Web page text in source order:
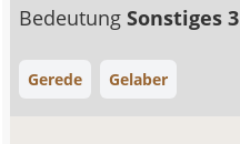
BedeutungSonstiges 3
Gerede Gelaber